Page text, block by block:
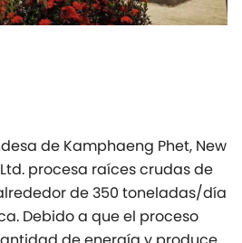
de Kamphaeng Phet, New
procesa raíces crudas de
de 350 toneladas/día
Debido a que el proceso